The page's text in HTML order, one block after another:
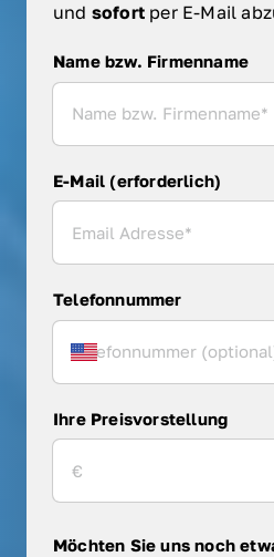
und sofort per E-Mail
Name bzw. Firmenname
Name bzw. Firmenname
E-Mail (erforderlich)
Telefonnummer
Ihre Preisvorstellung
Möchten Sie uns noch